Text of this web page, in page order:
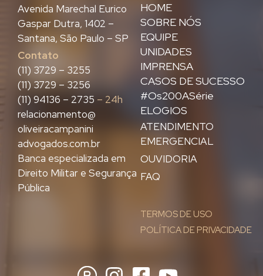
HOME
SOBRE NÓS
EQUIPE
UNIDADES
IMPRENSA
CASOS DE SUCESSO
#Os200ASérie
ELOGIOS
ATENDIMENTO
EMERGENCIAL
OUVIDORIA
FAQ
TERMOS DE USO
POLÍTICA DE PRIVACIDADE
Avenida Marechal Eurico
Gaspar Dutra, 1402 –
Santana, São Paulo – SP
Contato
(11) 3729 – 3255
(11) 3729 – 3256
(11) 94136 – 2735 – 24h
relacionamento@
oliveiracampanini
advogados.com.br
Banca especializada em
Direito Militar e Segurança
Pública